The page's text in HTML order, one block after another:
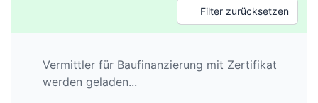
Filter zurücksetzen
Vermittler für Baufinanzierung mit Zertifikat
werden geladen...